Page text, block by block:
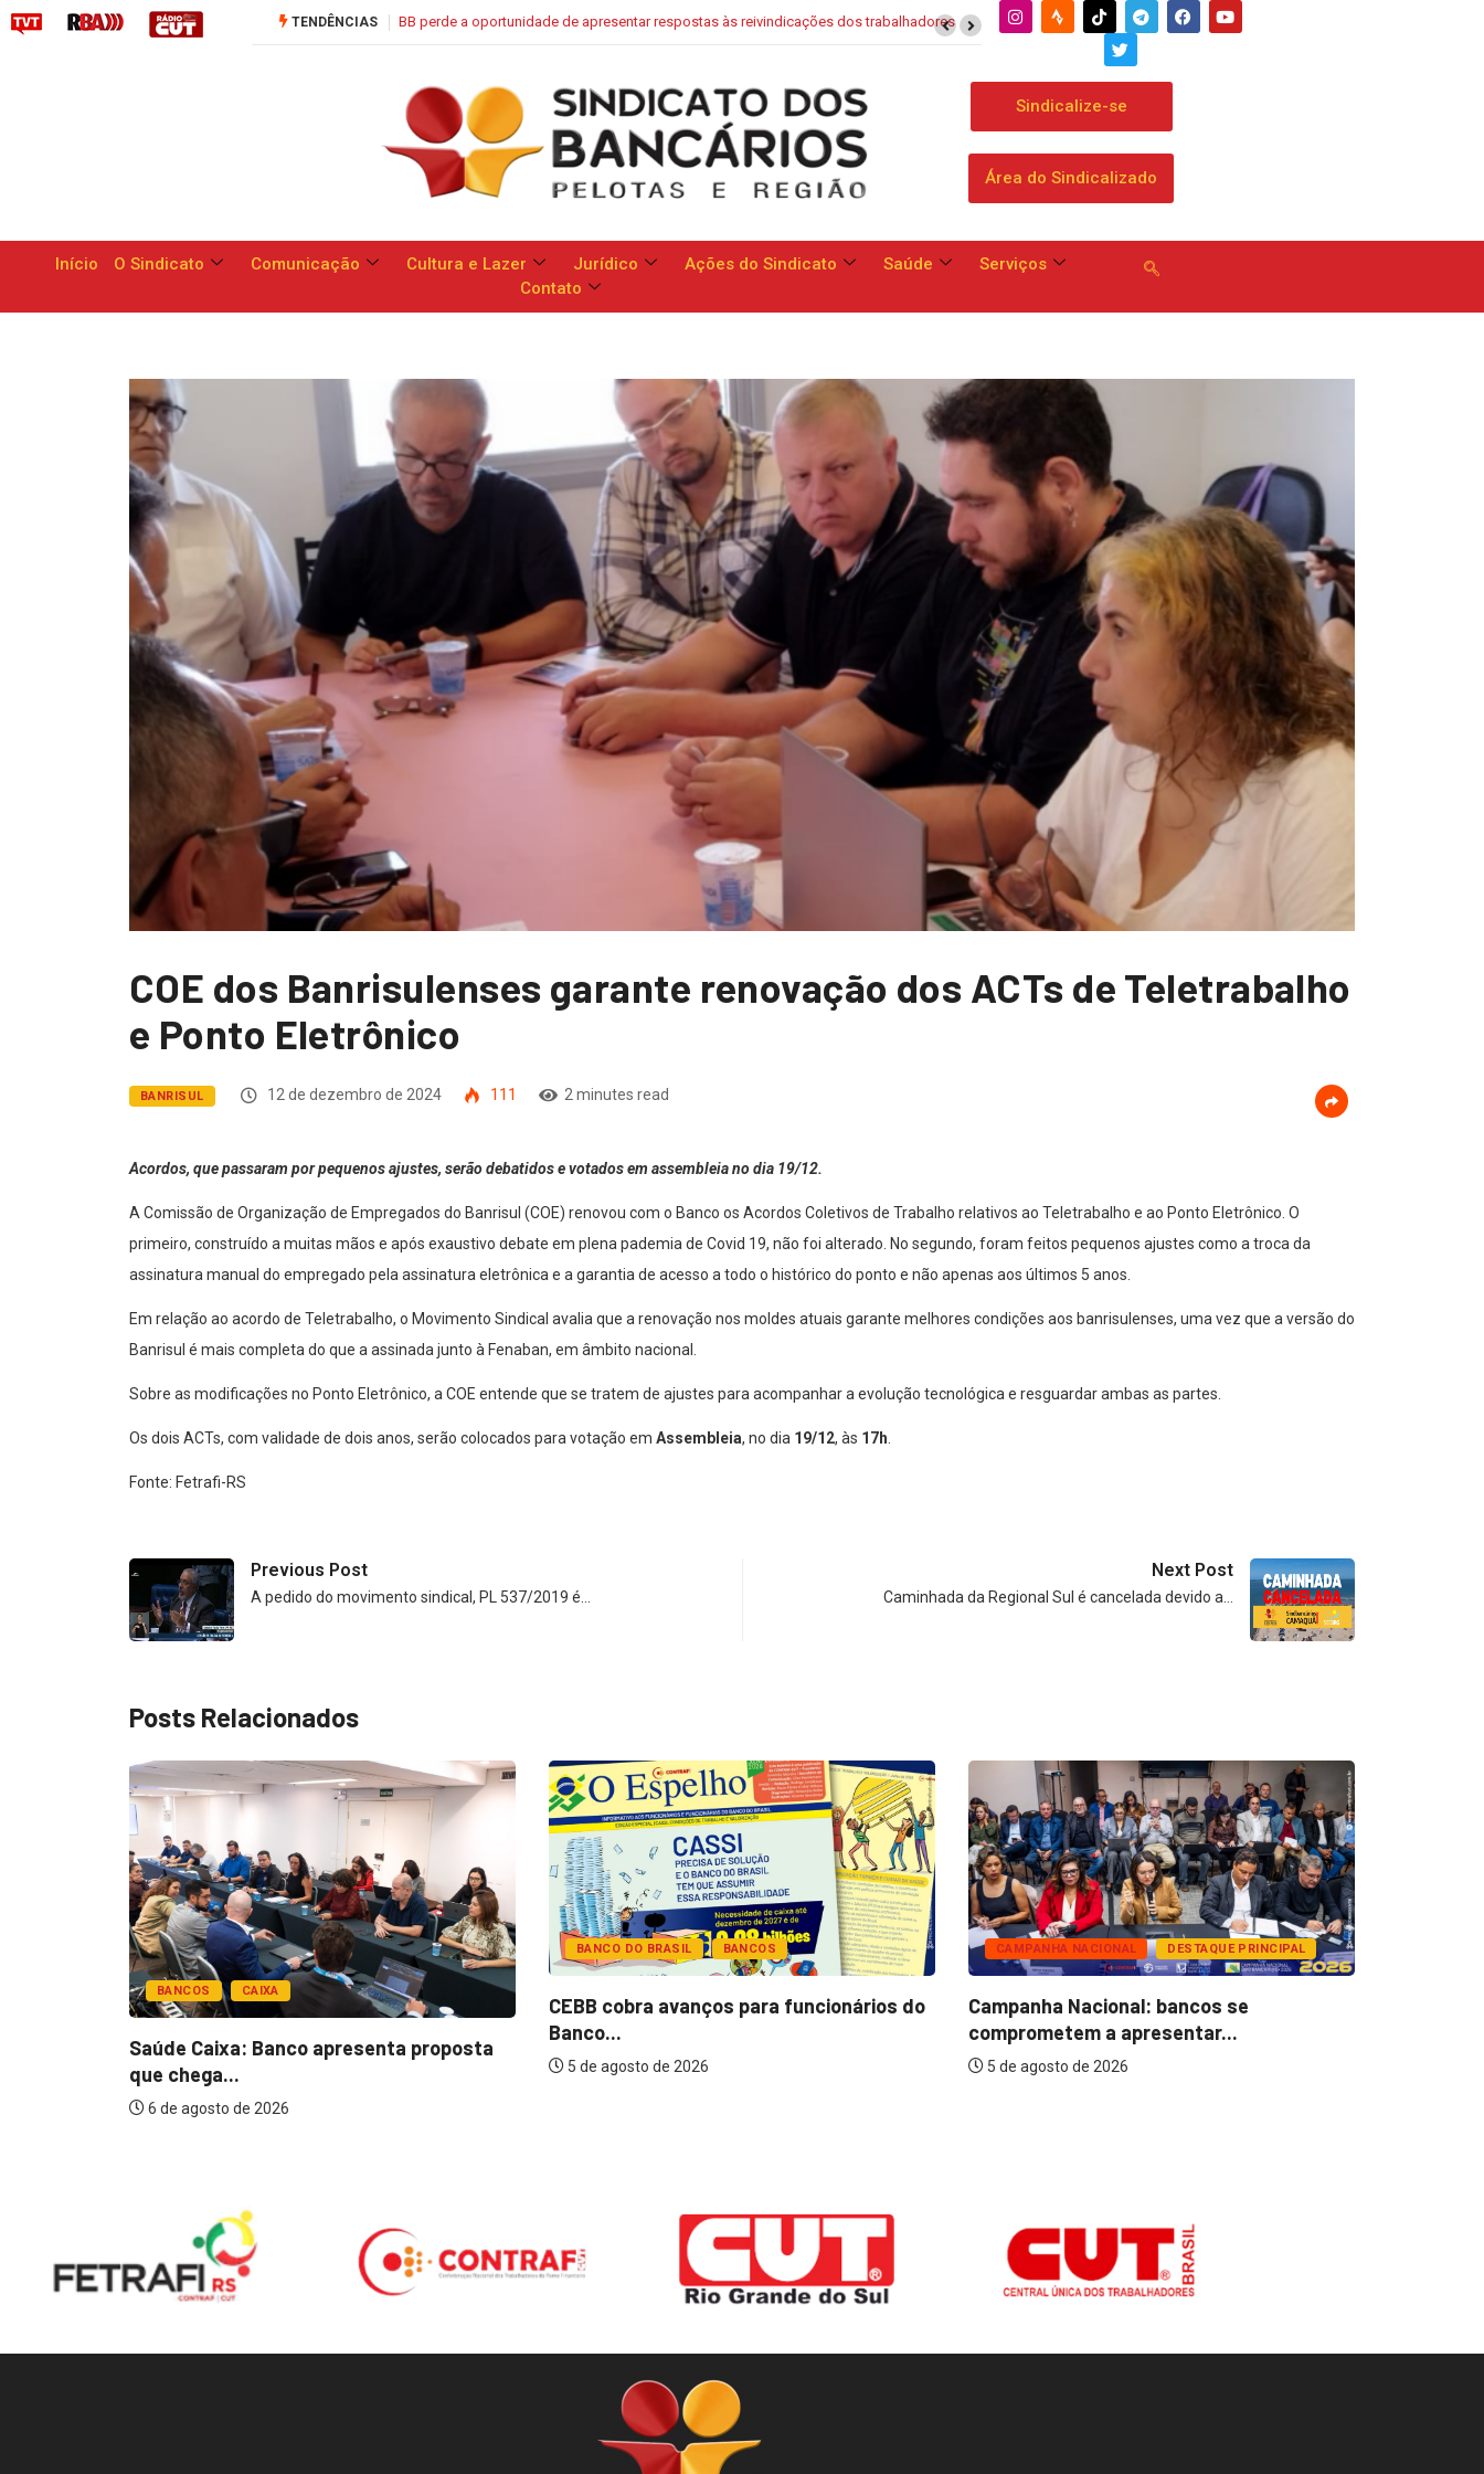
TENDÊNCIAS
BB perde a oportunidade de apresentar respostas às reivindicações dos trabalhadores Saúde Caixa: Banco apresenta proposta que chega a dobrar mensalidade
Sindicalize-se
Área do Sindicalizado
Início O Sindicato Comunicação Cultura e Lazer Jurídico Ações do Sindicato Saúde
Serviços
Contato
COE dos Banrisulenses garante renovação dos ACTs de Teletrabalho
e Ponto Eletrônico
BANRISUL 12 de dezembro de 2024 111 2 minutes read
Acordos, que passaram por pequenos ajustes, serão debatidos e votados em assembleia no dia 19/12.
A Comissão de Organização de Empregados do Banrisul (COE) renovou com o Banco os Acordos Coletivos de Trabalho relativos ao Teletrabalho e ao Ponto Eletrônico. O
primeiro, construído a muitas mãos e após exaustivo debate em plena pademia de Covid 19, não foi alterado. No segundo, foram feitos pequenos ajustes como a troca da
assinatura manual do empregado pela assinatura eletrônica e a garantia de acesso a todo o histórico do ponto e não apenas aos últimos 5 anos.
Em relação ao acordo de Teletrabalho, o Movimento Sindical avalia que a renovação nos moldes atuais garante melhores condições aos banrisulenses, uma vez que a versão do
Banrisul é mais completa do que a assinada junto à Fenaban, em âmbito nacional.
Sobre as modificações no Ponto Eletrônico, a COE entende que se tratem de ajustes para acompanhar a evolução tecnológica e resguardar ambas as partes.
Os dois ACTs, com validade de dois anos, serão colocados para votação em Assembleia, no dia 19/12, às 17h
Fonte: Fetrafi-RS
Previous Post
A pedido do movimento sindical, PL 537/2019 é…
Next Post
Caminhada da Regional Sul é cancelada devido a…
Posts Relacionados
BANCOS CAIXA
Saúde Caixa: Banco apresenta proposta
que chega...
6 de agosto de 2026
BANCO DO BRASIL BANCOS
CEBB cobra avanços para funcionários do
Banco...
5 de agosto de 2026
CAMPANHA NACIONAL DESTAQUE PRINCIPAL
Campanha Nacional: bancos se
comprometem a apresentar...
5 de agosto de 2026